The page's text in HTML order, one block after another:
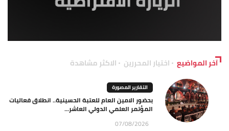
آخر المواضيع اختيار المحررين الاكثر مشاهدة
التقارير المصورة
بحضور الامين العام للعتبة الحسينية.. انطلاق فعاليات
المؤتمر العلمي الدولي العاشر...
07/08/2026